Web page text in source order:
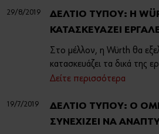
29/8/2019
ΔΕΛΤΙΟ ΤΥΠΟΥ: Η
ΚΑΤΑΣΚΕΥΑΖΕΙ
Στο μέλλον, η Würth θα
κατασκευάζει τα δικά της
Δείτε περισσότερα
19/7/2019
ΔΕΛΤΙΟ ΤΥΠΟΥ: Ο
ΣΥΝΕΧΙΖΕΙ ΝΑ